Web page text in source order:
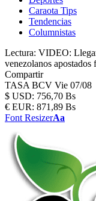
Caraota Tips
Tendencias
Columnistas
Lectura: VIDEO:
venezolanos apostados
Compartir
TASA BCV Vie 07/08
$ USD: 756,70 Bs
€ EUR: 871,89 Bs
Font ResizerAa